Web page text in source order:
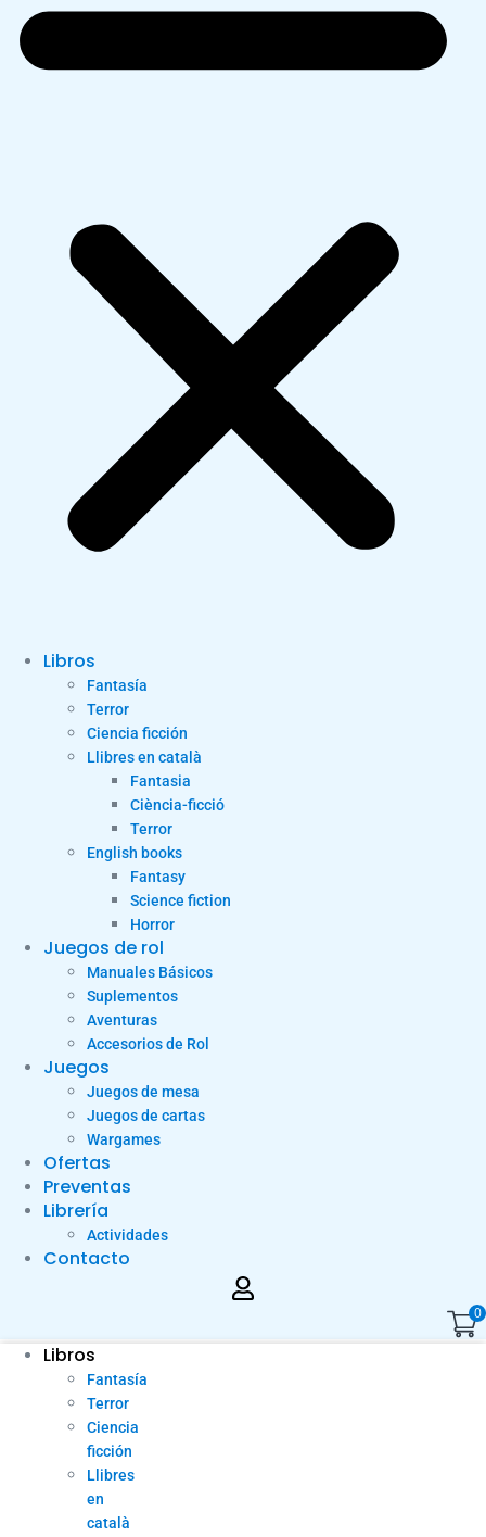
Libros
Fantasía
Terror
Ciencia ficción
Llibres en català
Fantasia
Ciència-ficció
Terror
English books
Fantasy
Science fiction
Horror
Juegos de rol
Manuales Básicos
Suplementos
Aventuras
Accesorios de Rol
Juegos
Juegos de mesa
Juegos de cartas
Wargames
Ofertas
Preventas
Librería
Actividades
Contacto
0
Libros
Fantasía
Terror
Ciencia
ficción
Llibres
en
català